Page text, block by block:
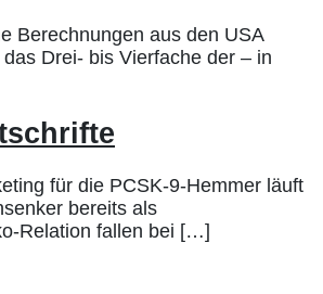
Berechnungen aus den USA
Drei- bis Vierfache der – in
für die PCSK-9-Hemmer läuft
bereits als
Relation fallen bei […]